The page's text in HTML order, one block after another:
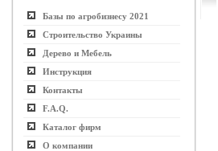
Базы по агробизнесу 2021
Строительство Украины
Дерево и Мебель
Инструкция
Контакты
F.A.Q.
Каталог фирм
О компании